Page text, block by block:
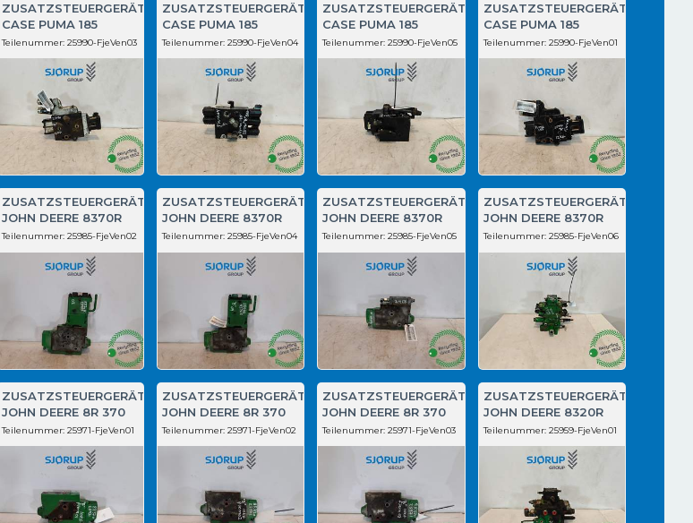
ZUSATZSTEUERGERÄT
CASE PUMA 185
Teilenummer: 25990-FjeVen03
ZUSATZSTEUERGERÄT
CASE PUMA 185
Teilenummer: 25990-FjeVen04
ZUSATZSTEUERGERÄT
CASE PUMA 185
Teilenummer: 25990-FjeVen05
ZUSATZSTEUERGERÄT
CASE PUMA 185
Teilenummer: 25990-FjeVen01
ZUSATZSTEUERGERÄT
JOHN DEERE 8370R
Teilenummer: 25985-FjeVen02
ZUSATZSTEUERGERÄT
JOHN DEERE 8370R
Teilenummer: 25985-FjeVen04
ZUSATZSTEUERGERÄT
JOHN DEERE 8370R
Teilenummer: 25985-FjeVen05
ZUSATZSTEUERGERÄT
JOHN DEERE 8370R
Teilenummer: 25985-FjeVen06
ZUSATZSTEUERGERÄT
JOHN DEERE 8R 370
Teilenummer: 25971-FjeVen01
ZUSATZSTEUERGERÄT
JOHN DEERE 8R 370
Teilenummer: 25971-FjeVen02
ZUSATZSTEUERGERÄT
JOHN DEERE 8R 370
Teilenummer: 25971-FjeVen03
ZUSATZSTEUERGERÄT
JOHN DEERE 8320R
Teilenummer: 25959-FjeVen01